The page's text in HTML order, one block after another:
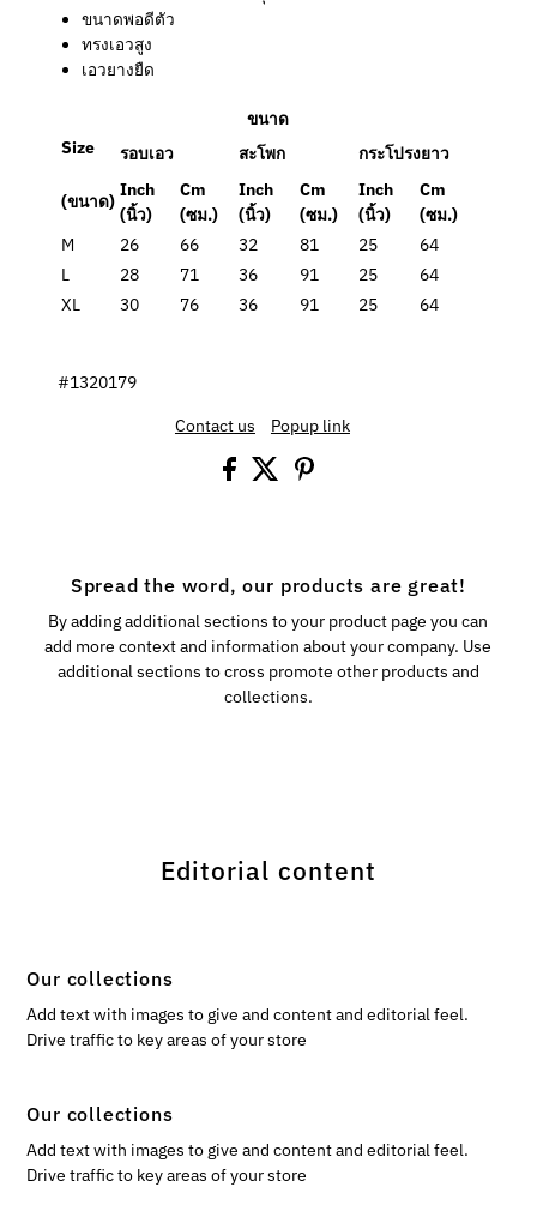
ขนาดพอดีตัว
ทรงเอวสูง
เอวยางยืด
ขนาด
Size
รอบเอว สะโพก กระโปรงยาว
(ขนาด)
Inch
(นิ้ว)
Cm
(ซม.)
Inch
(นิ้ว)
Cm
(ซม.)
Inch
(นิ้ว)
Cm
(ซม.)
M
26 66 32 81 25
64
L
28 71 36 91 25
64
XL
30 76 36 91 25 64
#1320179
Contact us
Popup link
Spread the word, our products are great!
By adding additional sections to your product page you can
add more context and information about your company. Use
additional sections to cross promote other products and
collections.
Editorial content
Our collections
Add text with images to give and content and editorial feel.
Drive traffic to key areas of your store
Our collections
Add text with images to give and content and editorial feel.
Drive traffic to key areas of your store